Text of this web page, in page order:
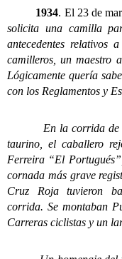
1934. El 23 de
solicita una camilla
antecedentes relativos
camilleros, un maestro
Lógicamente quería
con los Reglamentos y
En la corrida de
taurino, el caballero
Ferreira “El
cornada más grave
Cruz Roja tuvieron
corrida. Se montaban
Carreras ciclistas y un